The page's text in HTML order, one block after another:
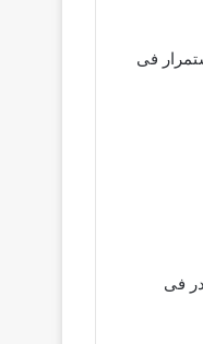
فى
فى